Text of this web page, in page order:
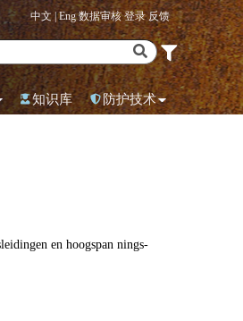
中文 |Eng 数据审核登录反馈
知识库 防护技术
en hoogspan nings-